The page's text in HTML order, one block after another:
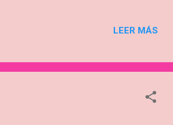
y puedes realizar el pago por bizum
y prefieres ponerte en contacto con
LEER MÁS